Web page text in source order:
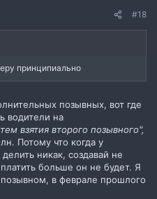
#18
принципиально
позывных, вот где
водители на
взятия второго позывного",
Потому что когда у
никак, создавай не
больше он не будет. Я
в феврале прошлого